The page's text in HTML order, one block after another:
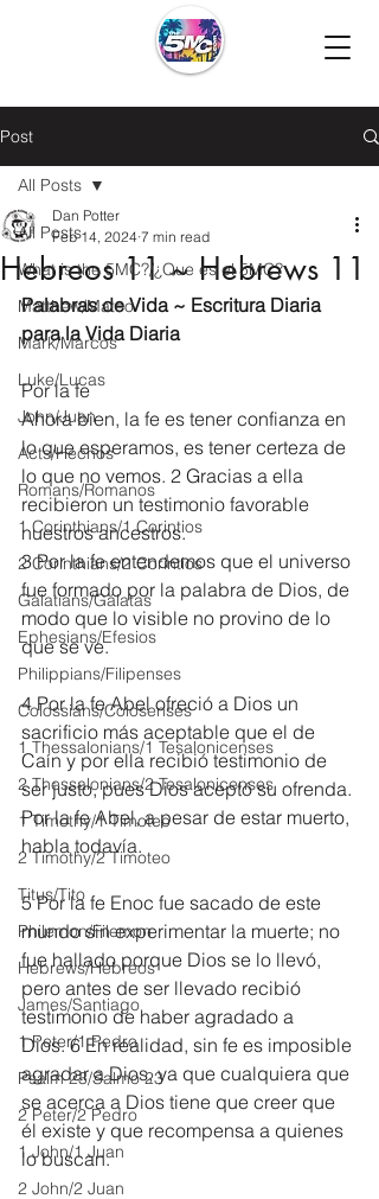
Post
All Posts
What is the 5MC?/¿Que es el 5MC?
Matthew/Mateo
Mark/Marcos
Luke/Lucas
John/Juan
Acts/Hechos
Romans/Romanos
1 Corinthians/1 Corintios
2 Corinthians/2 Corintios
Galatians/Gálatas
Ephesians/Efesios
Philippians/Filipenses
Colossians/Colosenses
1 Thessalonians/1 Tesalonicenses
2 Thessalonians/2 Tesalonicenses
1 Timothy/1 Timoteo
2 Timothy/2 Timoteo
Titus/Tito
Philemon/Filemon
Hebrews/Hebreos
James/Santiago
1 Peter/1 Pedro
Psalm 23/Salmo 23
2 Peter/2 Pedro
1 John/1 Juan
2 John/2 Juan
All Posts
Hebreos 11 ~ Hebrews 11
Dan Potter
Feb 14, 2024 7 min read
Palabras de Vida ~ Escritura Diaria
para la Vida Diaria
Por la fe
Ahora bien, la fe es tener confianza en
lo que esperamos, es tener certeza de
lo que no vemos. 2 Gracias a ella
recibieron un testimonio favorable
nuestros ancestros.
3 Por la fe entendemos que el universo
fue formado por la palabra de Dios, de
modo que lo visible no provino de lo
que se ve.
4 Por la fe Abel ofreció a Dios un
sacrificio más aceptable que el de
Caín y por ella recibió testimonio de
ser justo, pues Dios aceptó su ofrenda.
Por la fe Abel, a pesar de estar muerto,
habla todavía.
5 Por la fe Enoc fue sacado de este
mundo sin experimentar la muerte; no
fue hallado porque Dios se lo llevó,
pero antes de ser llevado recibió
testimonio de haber agradado a
Dios. 6 En realidad, sin fe es imposible
agradar a Dios, ya que cualquiera que
se acerca a Dios tiene que creer que
él existe y que recompensa a quienes
lo buscan.